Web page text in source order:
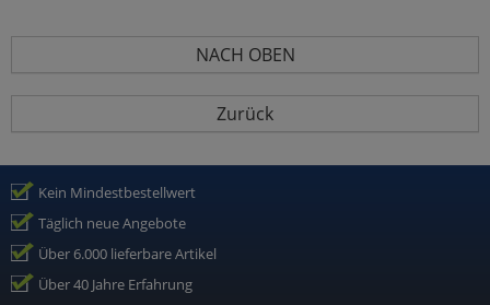
NACH OBEN
Zurück
Kein Mindestbestellwert
Täglich neue Angebote
Über 6.000 lieferbare Artikel
Über 40 Jahre Erfahrung